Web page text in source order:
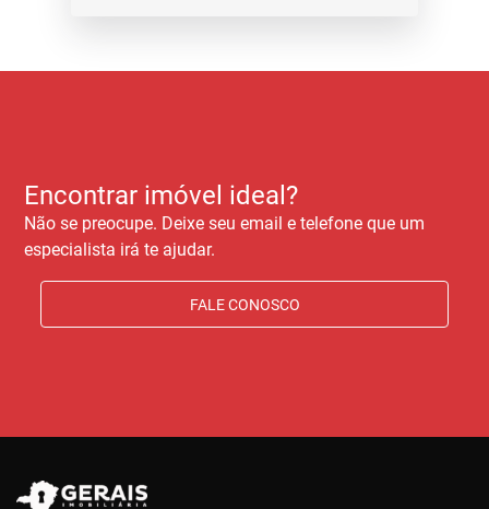
Encontrar imóvel ideal?
Não se preocupe. Deixe seu email e telefone que um
especialista irá te ajudar.
FALE CONOSCO